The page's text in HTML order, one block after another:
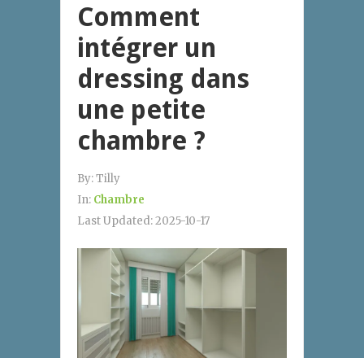
Comment
intégrer un
dressing dans
une petite
chambre ?
By:Tilly
In: Chambre
Last Updated:2025-10-17